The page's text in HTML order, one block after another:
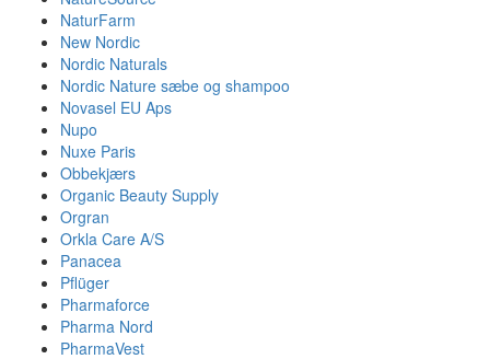
NaturFarm
New Nordic
Nordic Naturals
Nordic Nature sæbe og shampoo
Novasel EU Aps
Nupo
Nuxe Paris
Obbekjærs
Organic Beauty Supply
Orgran
Orkla Care A/S
Panacea
Pflüger
Pharmaforce
Pharma Nord
PharmaVest